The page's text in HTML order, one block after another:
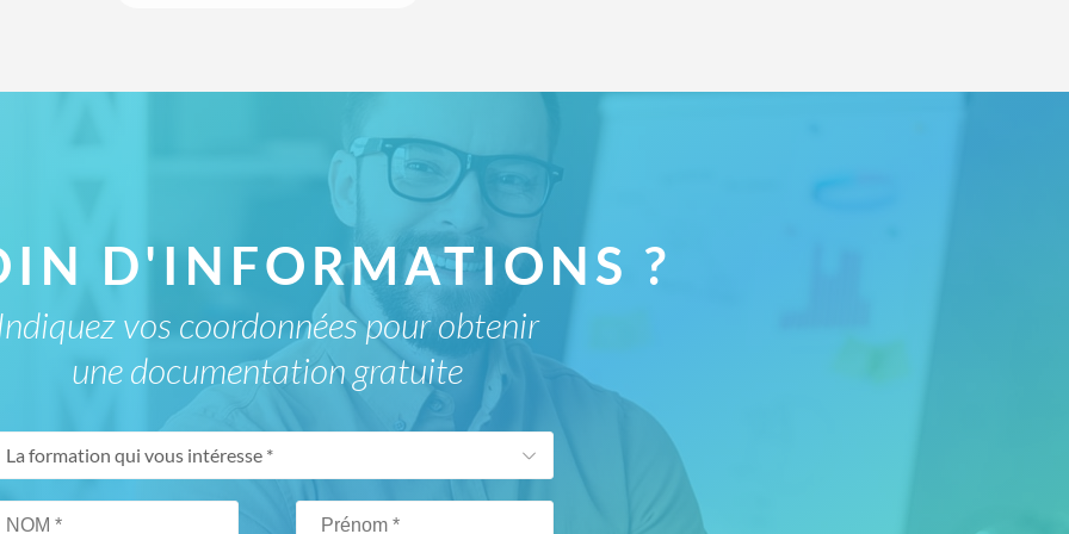
D'INFORMATIONS ?
vos coordonnées pour obtenir
une documentation gratuite
La formation qui vous intéresse *